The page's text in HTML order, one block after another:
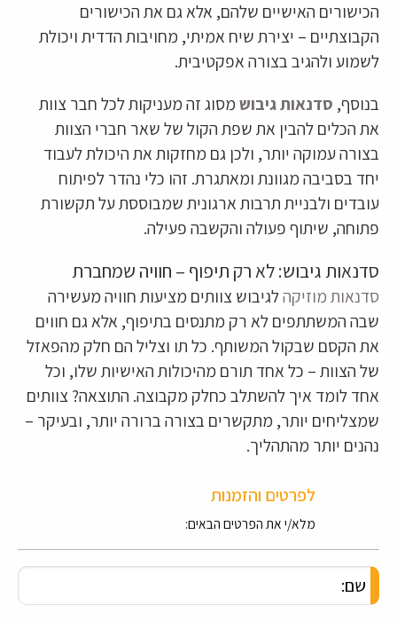
הכישורים האישיים שלהם, אלא גם את הכישורים
הקבוצתיים – יצירת שיח אמיתי, מחויבות הדדית ויכולת
לשמוע ולהגיב בצורה אפקטיבית.
בנוסף, סדנאות גיבושמסוג זה מעניקות לכל חבר צוות
את הכלים להבין את שפת הקול של שאר חברי הצוות
בצורה עמוקה יותר, ולכן גם מחזקות את היכולת לעבוד
יחד בסביבה מגוונת ומאתגרת. זהו כלי נהדר לפיתוח
עובדים ולבניית תרבות ארגונית שמבוססת על תקשורת
פתוחה, שיתוף פעולה והקשבה פעילה.
סדנאות גיבוש: לא רק תיפוף – חוויה שמחברת
סדנאות מוזיקהלגיבוש צוותים מציעות חוויה מעשירה
שבה המשתתפים לא רק מתנסים בתיפוף, אלא גם חווים
את הקסם שבקול המשותף. כל תו וצליל הם חלק מהפאזל
של הצוות – כל אחד תורם מהיכולות האישיות שלו, וכל
אחד לומד איך להשתלב כחלק מקבוצה. התוצאה? צוותים
שמצליחים יותר, מתקשרים בצורה ברורה יותר, ובעיקר –
נהנים יותר מהתהליך.
לפרטים והזמנות
מלא/י את הפרטים הבאים: